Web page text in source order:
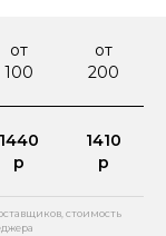
от
100
от
200
1440
р
1410
р
стоимость